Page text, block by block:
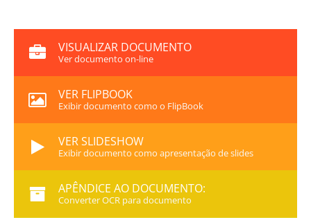
VISUALIZAR DOCUMENTO
Ver documento on-line
VER FLIPBOOK
Exibir documento como o FlipBook
VER SLIDESHOW
Exibir documento como apresentação de slides
APÊNDICE AO DOCUMENTO:
Converter OCR para documento